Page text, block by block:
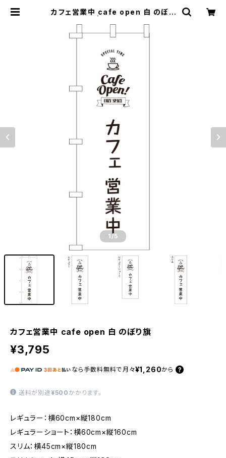
カフェ営業中 cafe open 白 のぼり
1/5
カフェ営業中 cafe open 白 のぼり旗
¥3,795
なら 手数料無料で 月々¥1,260から
送料が別途 ¥500 かかります。
レギュラー：横60cm×縦180cm
レギュラーショート：横60cm×縦160cm
スリム：横45cm×縦180cm